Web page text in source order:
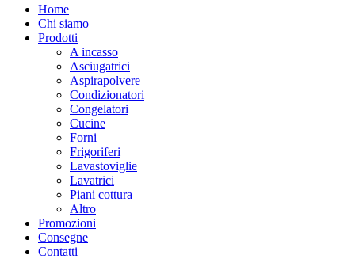
Home
Chi siamo
Prodotti
A incasso
Asciugatrici
Aspirapolvere
Condizionatori
Congelatori
Cucine
Forni
Frigoriferi
Lavastoviglie
Lavatrici
Piani cottura
Altro
Promozioni
Consegne
Contatti